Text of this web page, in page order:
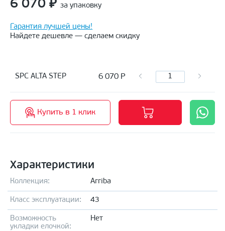
6 070 ₽ за упаковку
Гарантия лучшей цены!
Найдете дешевле — сделаем скидку
SPC ALTA STEP 6 070 Р
Купить в 1 клик
Характеристики
Коллекция: Arriba
Класс эксплуатации: 43
Возможность
укладки елочкой:
Нет